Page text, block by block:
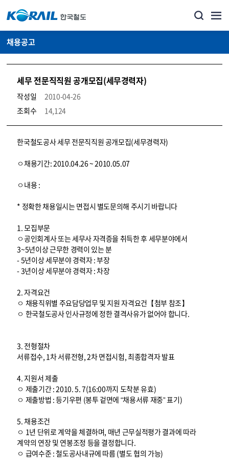
채용공고
세무 전문직직원 공개모집(세무경력자)
작성일
2010-04-26
조회수
14,124
코레일소개_경영공시_채용공고 상세보기 – 내용, 파일, 담당자 연락처로 구성
한국철도공사 세무 전문직직원 공개모집(세무경력자)
ㅇ채용기간: 2010.04.26 ~ 2010.05.07
ㅇ내용 :
* 정확한 채용일시는 면접시 별도문의해 주시기 바랍니다
1. 모집부문
ㅇ공인회계사 또는 세무사 자격증을 취득한 후 세무분야에서
3~5년이상 근무한 경력이 있는 분
- 5년이상 세무분야 경력자 : 부장
- 3년이상 세무분야 경력자 : 차장
2. 자격요건
ㅇ 채용직위별 주요담당업무 및 지원 자격요건【첨부 참조】
ㅇ 한국철도공사 인사규정에 정한 결격사유가 없어야 합니다.
3. 전형절차
서류접수, 1차 서류전형, 2차 면접시험, 최종합격자 발표
4. 지원서 제출
ㅇ 제출기간 : 2010. 5. 7(16:00까지 도착분 유효)
ㅇ 제출방법 : 등기우편 (봉투 겉면에 “채용서류 재중” 표기)
5. 채용조건
ㅇ 1년 단위로 계약을 체결하며, 매년 근무실적평가 결과에 따라
계약의 연장 및 연봉조정 등을 결정합니다.
ㅇ 급여수준 : 철도공사내규에 따름 (별도 협의 가능)